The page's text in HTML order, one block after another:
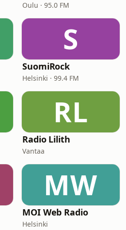
Oulu · 95.0 FM
S
SuomiRock
Helsinki · 99.4 FM
RL
Radio Lilith
Vantaa
MW
MOI Web Radio
Helsinki